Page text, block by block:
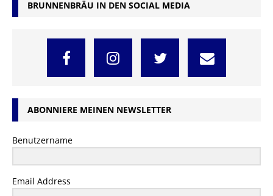
BRUNNENBRÄU IN DEN SOCIAL MEDIA
ABONNIERE MEINEN NEWSLETTER
Benutzername
Email Address